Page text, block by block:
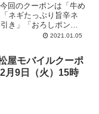
回のクーポンは「牛め
ネギたっぷり旨辛ネ
き」「おろしポン酢
す。202...
2021.01.05
屋モバイルクーポ
月9日（火）15時